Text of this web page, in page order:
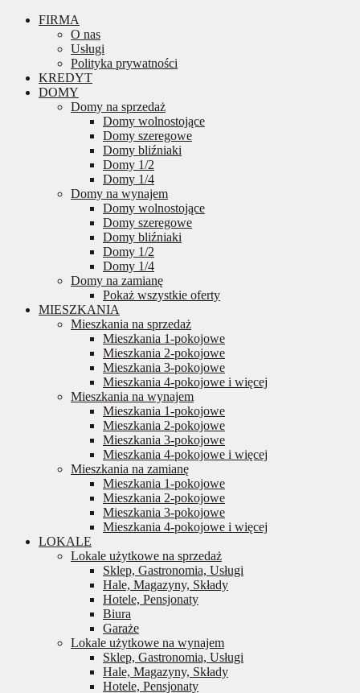
FIRMA
O nas
Usługi
Polityka prywatności
KREDYT
DOMY
Domy na sprzedaż
Domy wolnostojące
Domy szeregowe
Domy bliźniaki
Domy 1/2
Domy 1/4
Domy na wynajem
Domy wolnostojące
Domy szeregowe
Domy bliźniaki
Domy 1/2
Domy 1/4
Domy na zamianę
Pokaż wszystkie oferty
MIESZKANIA
Mieszkania na sprzedaż
Mieszkania 1-pokojowe
Mieszkania 2-pokojowe
Mieszkania 3-pokojowe
Mieszkania 4-pokojowe i więcej
Mieszkania na wynajem
Mieszkania 1-pokojowe
Mieszkania 2-pokojowe
Mieszkania 3-pokojowe
Mieszkania 4-pokojowe i więcej
Mieszkania na zamianę
Mieszkania 1-pokojowe
Mieszkania 2-pokojowe
Mieszkania 3-pokojowe
Mieszkania 4-pokojowe i więcej
LOKALE
Lokale użytkowe na sprzedaż
Sklep, Gastronomia, Usługi
Hale, Magazyny, Składy
Hotele, Pensjonaty
Biura
Garaże
Lokale użytkowe na wynajem
Sklep, Gastronomia, Usługi
Hale, Magazyny, Składy
Hotele, Pensjonaty